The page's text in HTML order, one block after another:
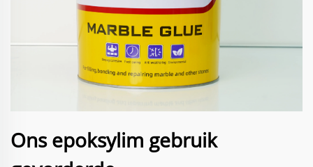
Ons epoksylim gebruik